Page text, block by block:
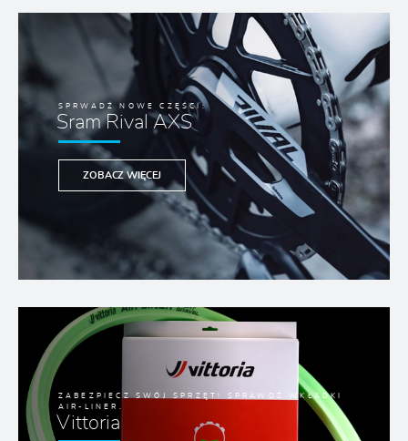
SPRWADŹ NOWE CZĘŚCI:
Sram Rival AXS
ZOBACZ WIĘCEJ
ZABEZPIECZ SWÓJ SPRZĘT! SPRAWDŹ WKŁADKI
AIR-LINER.
Vittoria